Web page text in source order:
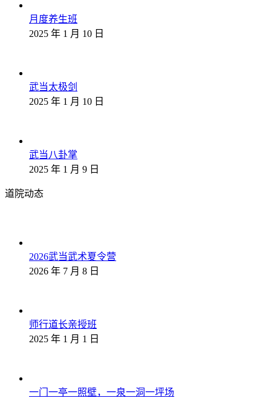
月度养生班
2025 年 1 月 10 日
武当太极剑
2025 年 1 月 10 日
武当八卦掌
2025 年 1 月 9 日
道院动态
2026武当武术夏令营
2026 年 7 月 8 日
师行道长亲授班
2025 年 1 月 1 日
一门一亭一照壁，一泉一洞一坪场